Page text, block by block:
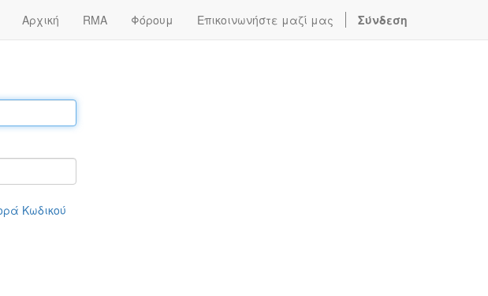
Αρχική RMA Φόρουμ Επικοινωνήστε μαζί μας Σύνδεση
Κωδικού